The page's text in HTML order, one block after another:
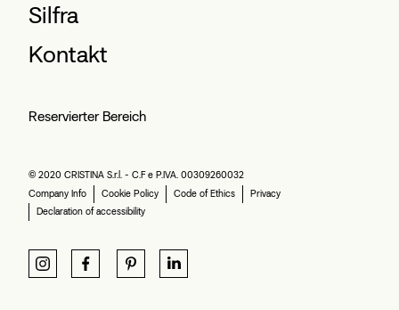
Silfra
Kontakt
Reservierter Bereich
© 2020 CRISTINA S.r.l. - C.F e P.IVA. 00309260032
Company Info
Cookie Policy Code of Ethics
Privacy
Declaration of accessibility